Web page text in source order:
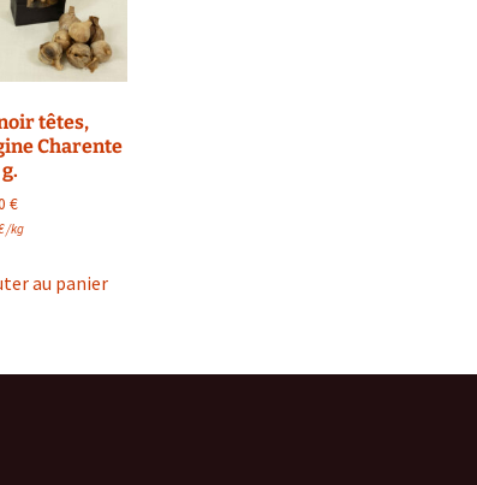
têtes,
Charente
€
/kg
au panier